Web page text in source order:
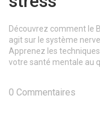
Découvrez comment le
agit sur le système
Apprenez les
votre santé mentale au
0 Commentaires